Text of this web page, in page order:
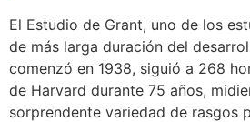
El Estudio de Grant, uno de los
de más larga duración del
comenzó en 1938, siguió a 268
de Harvard durante 75 años,
sorprendente variedad de rasgos